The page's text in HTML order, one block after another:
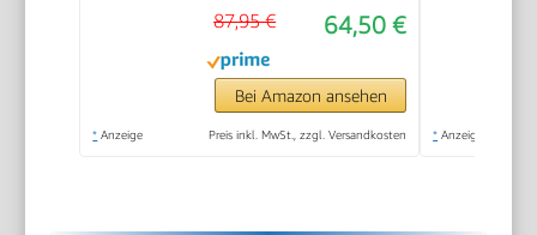
Drahtkomposter für
eigenen Kompost,
Metall Komposter als
Kompostsieb nutzbar,
64,50 €
87,95 €
Bei Amazon ansehen
* Anzeige Preis inkl. MwSt., zzgl. Versandkosten * Anzeige